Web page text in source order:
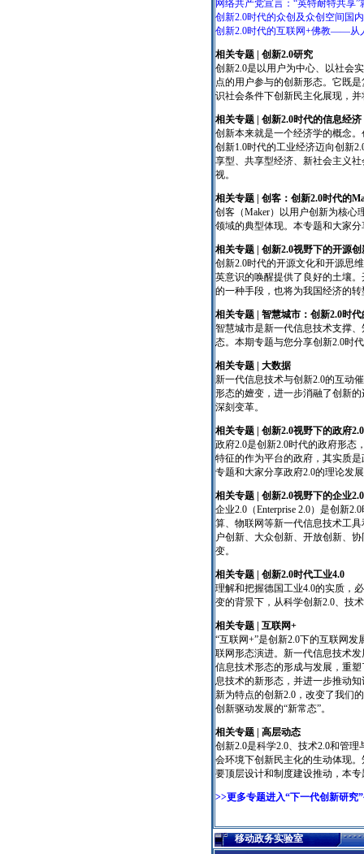
网络共产党宣言：“英特耐特共享
创新2.0时代的众创及众创空间国
创新2.0时代的互联网+佛教——从
相关专题 | 创新2.0研究
创新2.0是以用户为中心、以社会
点的用户参与的创新形态。它既
识社会条件下创新民主化展现，
相关专题 | 创新2.0时代的信息经济
创新本来就是一个经济学的概念
创新1.0时代的工业经济迈向创新
享型、共享型经济、新社会主义
视。
相关专题 | 创客：创新2.0时代的
创客（Maker）以用户创新为核心
领域的典型体现。本专题和大家
相关专题 | 创新2.0视野下的开源创
创新2.0时代的开源文化和开源思
英意识的唤醒提供了良好的土壤
的一种手段，也将为我国经济的
相关专题 | 智慧城市：创新2.0时
智慧城市是新一代信息技术支撑
态。本期专题与您分享创新2.0时
相关专题 | 大数据
新一代信息技术与创新2.0的互动
形态的嬗变，进一步消融了创新
深刻变革。
相关专题 | 创新2.0视野下的政府2.0
政府2.0是创新2.0时代的政府形态
特征的作为平台的政府，其实质
专题和大家分享政府2.0的理论发
相关专题 | 创新2.0视野下的企业2.0
企业2.0（Enterprise 2.0）是创新
算、物联网等新一代信息技术工
户创新、大众创新、开放创新、
变。
相关专题 | 创新2.0时代工业4.0
理解和把握德国工业4.0的实质，
变的背景下，从科学创新2.0、技
相关专题
| 互联网+
“互联网+”是创新2.0下的互联网
联网形态演进。新一代信息技术
信息技术形态的形成与发展，重
息技术的新形态，并进一步推动
新为特点的创新2.0，改变了我们
创新驱动发展的“新常态”。
相关专题 | 高层动态
创新2.0是科学2.0、技术2.0和管
会环境下创新民主化的生动体现
要顶层设计和制度建设推动，本
>>更多专题进入“下一代创新研究
移动政务实验室